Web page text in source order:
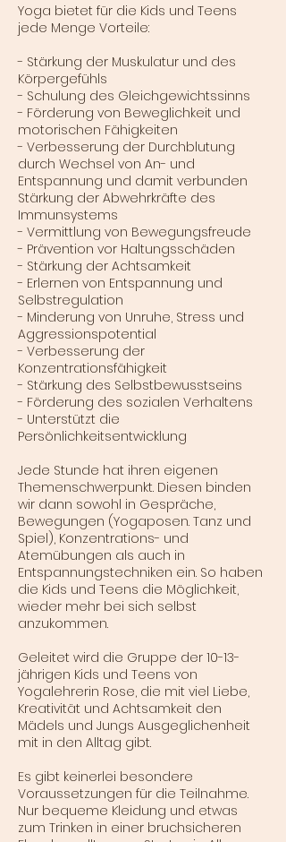
Yoga bietet für die Kids und Teens
jede Menge Vorteile:
- Stärkung der Muskulatur und des
Körpergefühls
- Schulung des Gleichgewichtssinns
- Förderung von Beweglichkeit und
motorischen Fähigkeiten
- Verbesserung der Durchblutung
durch Wechsel von An- und
Entspannung und damit verbunden
Stärkung der Abwehrkräfte des
Immunsystems
- Vermittlung von Bewegungsfreude
- Prävention vor Haltungsschäden
- Stärkung der Achtsamkeit
- Erlernen von Entspannung und
Selbstregulation
- Minderung von Unruhe, Stress und
Aggressionspotential
- Verbesserung der
Konzentrationsfähigkeit
- Stärkung des Selbstbewusstseins
- Förderung des sozialen Verhaltens
- Unterstützt die
Persönlichkeitsentwicklung
Jede Stunde hat ihren eigenen
Themenschwerpunkt. Diesen binden
wir dann sowohl in Gespräche,
Bewegungen (Yogaposen. Tanz und
Spiel), Konzentrations- und
Atemübungen als auch in
Entspannungstechniken ein. So haben
die Kids und Teens die Möglichkeit,
wieder mehr bei sich selbst
anzukommen.
Geleitet wird die Gruppe der 10-13-
jährigen Kids und Teens von
Yogalehrerin Rose, die mit viel Liebe,
Kreativität und Achtsamkeit den
Mädels und Jungs Ausgeglichenheit
mit in den Alltag gibt.
Es gibt keinerlei besondere
Voraussetzungen für die Teilnahme.
Nur bequeme Kleidung und etwas
zum Trinken in einer bruchsicheren